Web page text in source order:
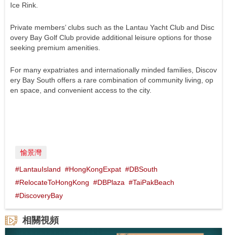
Ice Rink.
Private members’ clubs such as the Lantau Yacht Club and Disc
overy Bay Golf Club provide additional leisure options for those
seeking premium amenities.
For many expatriates and internationally minded families, Discov
ery Bay South offers a rare combination of community living, op
en space, and convenient access to the city.
愉景灣
#LantauIsland #HongKongExpat #DBSouth
#RelocateToHongKong #DBPlaza #TaiPakBeach
#DiscoveryBay
相關視頻